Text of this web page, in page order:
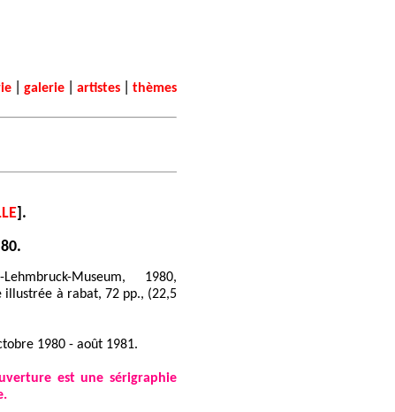
galerie artistes thèmes
].
Museum, 1980,
illustrée à rabat, 72 pp., (22,5
1980 - août 1981.
est une sérigraphie